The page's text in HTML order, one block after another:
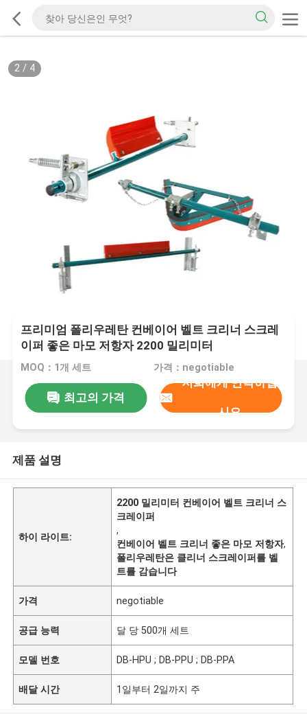
2/ 4
프리미엄 폴리우레탄 컨베이어 벨트 크리너 스크레
이퍼 좋은 마모 저항자 2200 밀리미터
MOQ：1개 세트 가격：negotiable
최고의 가격
저희에게 연락하십
시오
제품 설명
하이 라이트:
2200 밀리미터 컨베이어 벨트 크리너 스
크레이퍼
,
컨베이어 벨트 크리너 좋은 마모 저항자,
폴리우레탄은 클리너 스크레이퍼를 벨
트를 감습니다
가격 negotiable
공급 능력 달 당 500개 세트
모델 번호 DB-HPU ; DB-PPU ; DB-PPA
배달 시간 1일부터 2일까지 주